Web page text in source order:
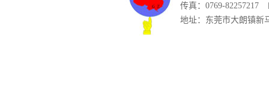
传真：0769-82257217
地址：东莞市大朗镇新